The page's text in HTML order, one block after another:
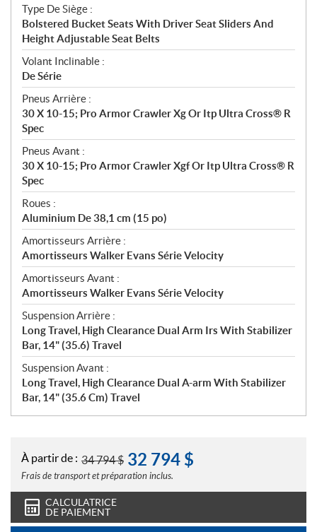
Type De Siège :
Bolstered Bucket Seats With Driver Seat Sliders And
Height Adjustable Seat Belts
Volant Inclinable :
De Série
Pneus Arrière :
30 X 10-15; Pro Armor Crawler Xg Or Itp Ultra Cross® R
Spec
Pneus Avant :
30 X 10-15; Pro Armor Crawler Xgf Or Itp Ultra Cross® R
Spec
Roues :
Aluminium De 38,1 cm (15 po)
Amortisseurs Arrière :
Amortisseurs Walker Evans Série Velocity
Amortisseurs Avant :
Amortisseurs Walker Evans Série Velocity
Suspension Arrière :
Long Travel, High Clearance Dual Arm Irs With Stabilizer
Bar, 14" (35.6) Travel
Suspension Avant :
Long Travel, High Clearance Dual A-arm With Stabilizer
Bar, 14" (35.6 Cm) Travel
À partir de : 34 794$ 32 794 $
Frais de transport et préparation inclus.
CALCULATRICE
DE PAIEMENT